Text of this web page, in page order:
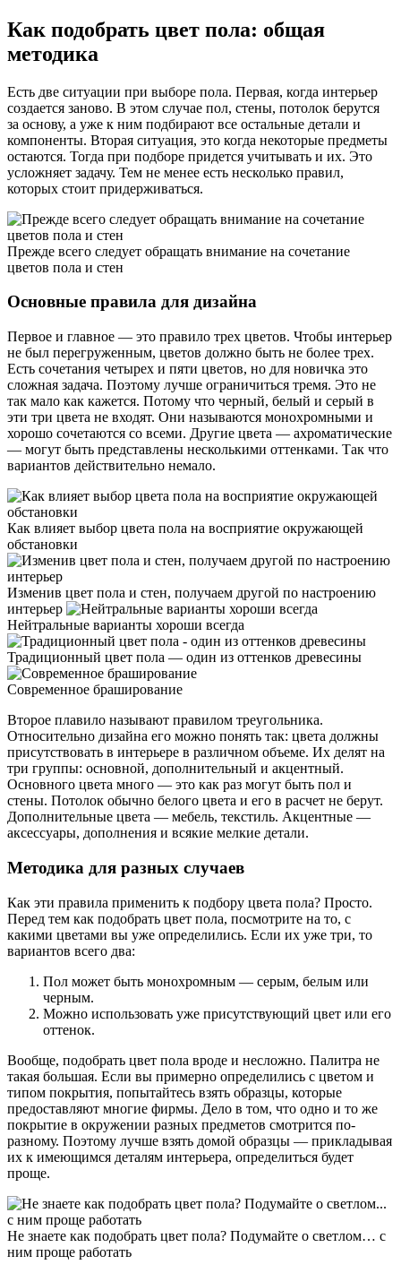
Как подобрать цвет пола: общая
методика
Есть две ситуации при выборе пола. Первая, когда интерьер
создается заново. В этом случае пол, стены, потолок берутся
за основу, а уже к ним подбирают все остальные детали и
компоненты. Вторая ситуация, это когда некоторые предметы
остаются. Тогда при подборе придется учитывать и их. Это
усложняет задачу. Тем не менее есть несколько правил,
которых стоит придерживаться.
Прежде всего следует обращать внимание на сочетание
цветов пола и стен
Основные правила для дизайна
Первое и главное — это правило трех цветов. Чтобы интерьер
не был перегруженным, цветов должно быть не более трех.
Есть сочетания четырех и пяти цветов, но для новичка это
сложная задача. Поэтому лучше ограничиться тремя. Это не
так мало как кажется. Потому что черный, белый и серый в
эти три цвета не входят. Они называются монохромными и
хорошо сочетаются со всеми. Другие цвета — ахроматические
— могут быть представлены несколькими оттенками. Так что
вариантов действительно немало.
Как влияет выбор цвета пола на восприятие окружающей
обстановки
Изменив цвет пола и стен, получаем другой по настроению
интерьер
Нейтральные варианты хороши всегда
Традиционный цвет пола — один из оттенков древесины
Современное браширование
Второе плавило называют правилом треугольника.
Относительно дизайна его можно понять так: цвета должны
присутствовать в интерьере в различном объеме. Их делят на
три группы: основной, дополнительный и акцентный.
Основного цвета много — это как раз могут быть пол и
стены. Потолок обычно белого цвета и его в расчет не берут.
Дополнительные цвета — мебель, текстиль. Акцентные —
аксессуары, дополнения и всякие мелкие детали.
Методика для разных случаев
Как эти правила применить к подбору цвета пола? Просто.
Перед тем как подобрать цвет пола, посмотрите на то, с
какими цветами вы уже определились. Если их уже три, то
вариантов всего два:
Пол может быть монохромным — серым, белым или
черным.
Можно использовать уже присутствующий цвет или его
оттенок.
Вообще, подобрать цвет пола вроде и несложно. Палитра не
такая большая. Если вы примерно определились с цветом и
типом покрытия, попытайтесь взять образцы, которые
предоставляют многие фирмы. Дело в том, что одно и то же
покрытие в окружении разных предметов смотрится по-
разному. Поэтому лучше взять домой образцы — прикладывая
их к имеющимся деталям интерьера, определиться будет
проще.
Не знаете как подобрать цвет пола? Подумайте о светлом… с
ним проще работать